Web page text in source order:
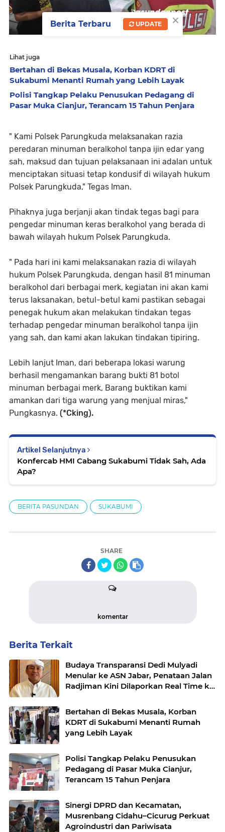
Lihat juga
Bertahan di Bekas Musala, Korban KDRT di
Sukabumi Menanti Rumah yang Lebih Layak
Polisi Tangkap Pelaku Penusukan Pedagang di
Pasar Muka Cianjur, Terancam 15 Tahun Penjara
" Kami Polsek Parungkuda melaksanakan razia
peredaran minuman beralkohol tanpa ijin edar yang
sah, maksud dan tujuan pelaksanaan ini adalan untuk
menciptakan situasi tetap kondusif di wilayah hukum
Polsek Parungkuda," Tegas Iman.
Pihaknya juga berjanji akan tindak tegas bagi para
pengedar minuman keras beralkohol yang berada di
bawah wilayah hukum Polsek Parungkuda.
" Pada hari ini kami melaksanakan razia di wilayah
hukum Polsek Parungkuda, dengan hasil 81 minuman
beralkohol dari berbagai merk, kegiatan ini akan kami
terus laksanakan, betul-betul kami pastikan sebagai
penegak hukum akan melakukan tindakan tegas
terhadap pengedar minuman beralkohol tanpa ijin
yang sah, dan kami akan lakukan tindakan tipiring.
Lebih lanjut Iman, dari beberapa lokasi warung
berhasil mengamankan barang bukti 81 botol
minuman berbagai merk, Barang buktikan kami
amankan dari tiga warung yang menjual miras,"
Pungkasnya. (*Cking).
Artikel Selanjutnya
Konfercab HMI Cabang Sukabumi Tidak Sah, Ada
Apa?
BERITA PASUNDAN SUKABUMI
SHARE
komentar
Berita Terkait
Budaya Transparansi Dedi Mulyadi
Menular ke ASN Jabar, Penataan Jalan
Radjiman Kini Dilaporkan Real Time ke
Bertahan di Bekas Musala, Korban
KDRT di Sukabumi Menanti Rumah
yang Lebih Layak
Polisi Tangkap Pelaku Penusukan
Pedagang di Pasar Muka Cianjur,
Terancam 15 Tahun Penjara
Sinergi DPRD dan Kecamatan,
Musrenbang Cidahu–Cicurug Perkuat
Agroindustri dan Pariwisata
×
Berita Terbaru UPDATE